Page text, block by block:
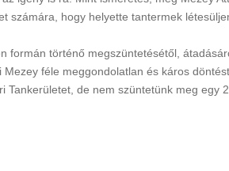
számára, hogy helyette tantermek
formán történő megszüntetésétől,
féle meggondolatlan és káros
de nem szüntetünk meg egy